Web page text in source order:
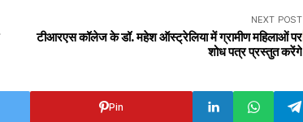
NEXT POST
टीआरएस कॉलेज के डॉ. महेश ऑस्ट्रेलिया में ग्रामीण महिलाओं पर
शोध पत्र प्रस्तुत करेंगे
Pin